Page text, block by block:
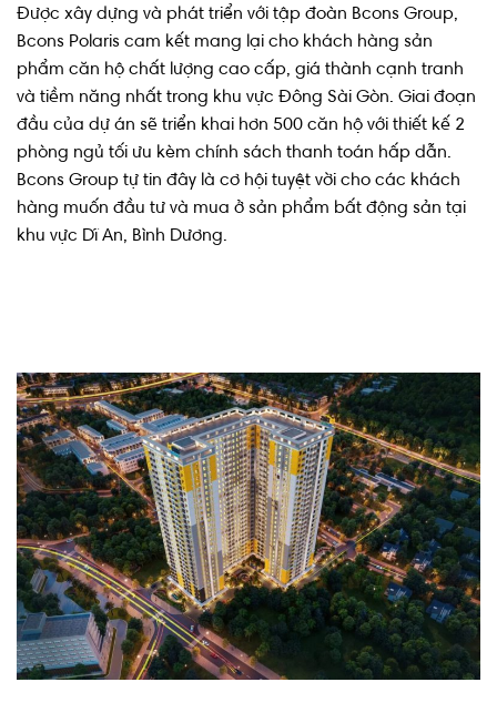
Được xây dựng và phát triển với tập đoàn Bcons Group,
Bcons Polaris cam kết mang lại cho khách hàng sản
phẩm căn hộ chất lượng cao cấp, giá thành cạnh tranh
và tiềm năng nhất trong khu vực Đông Sài Gòn. Giai đoạn
đầu của dự án sẽ triển khai hơn 500 căn hộ với thiết kế 2
phòng ngủ tối ưu kèm chính sách thanh toán hấp dẫn.
Bcons Group tự tin đây là cơ hội tuyệt vời cho các khách
hàng muốn đầu tư và mua ở sản phẩm bất động sản tại
khu vực Dĩ An, Bình Dương.